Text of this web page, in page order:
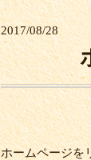
2017/08/28
ホームページを